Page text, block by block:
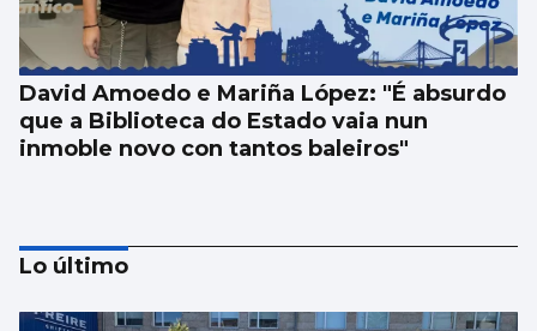
David Amoedo e Mariña López: "É absurdo
que a Biblioteca do Estado vaia nun
inmoble novo con tantos baleiros"
Lo último